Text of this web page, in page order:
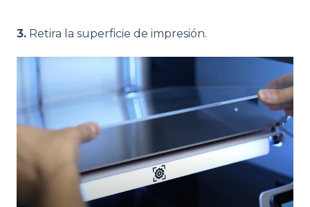
3. Retira la superficie de impresión.